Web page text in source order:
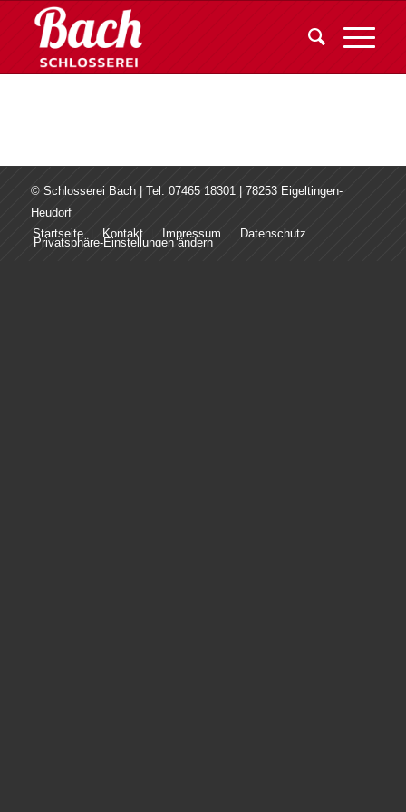
© Schlosserei Bach | Tel. 07465 18301 | 78253 Eigeltingen-
Heudorf
Startseite
Kontakt Impressum Datenschutz
Privatsphäre-Einstellungen ändern